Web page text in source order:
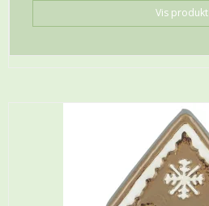
Vis produkt